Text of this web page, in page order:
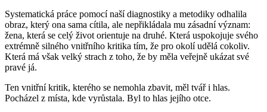
Systematická práce pomocí naší diagnostiky a metodiky odhalila
obraz, který ona sama cítila, ale nepřikládala mu zásadní význam:
žena, která se celý život orientuje na druhé. Která uspokojuje svého
extrémně silného vnitřního kritika tím, že pro okolí udělá cokoliv.
Která má však velký strach z toho, že by měla veřejně ukázat své
pravé já.
Ten vnitřní kritik, kterého se nemohla zbavit, měl tvář i hlas.
Pocházel z místa, kde vyrůstala. Byl to hlas jejího otce.